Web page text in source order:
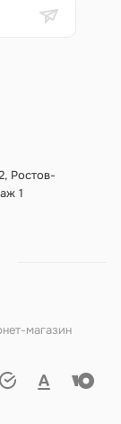
Ростов-
1
магазин